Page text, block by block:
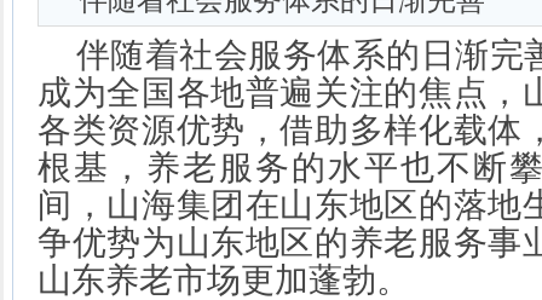
伴随着社会服务体系的日渐完
成为全国各地普遍关注的焦点，
各类资源优势，借助多样化载体
根基，养老服务的水平也不断
间，山海集团在山东地区的落地
争优势为山东地区的养老服务事
山东养老市场更加蓬勃。